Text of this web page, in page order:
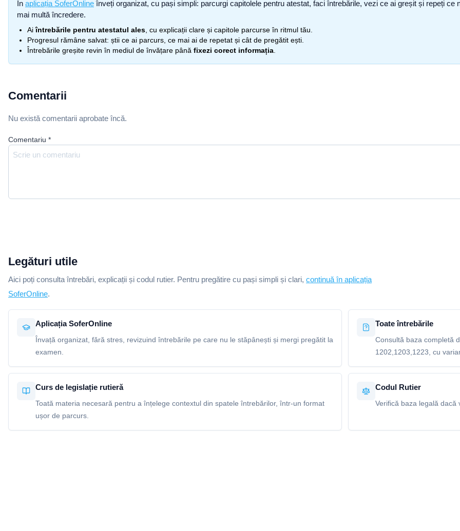
În aplicația SoferOnline înveți organizat, cu pași simpli: parcurgi capitolele pentru atestat, faci întrebările, vezi ce ai greșit și repeți
mai multă încredere.
Aiîntrebările pentru atestatul ales , cu explicații clare și capitole parcurse în ritmul tău.
Progresul rămâne salvat: știi ce ai parcurs, ce mai ai de repetat și cât de pregătit ești.
Întrebările greșite revin în mediul de învățare până fixezi corect informația
Comentarii
Nu există comentarii aprobate încă.
Comentariu *
Legături utile
Aici poți consulta întrebări, explicații și codul rutier. Pentru pregătire cu pași simpli și clari, continuă în aplicația
SoferOnline.
Aplicația SoferOnline
Învață organizat, fără stres, revizuind întrebările pe care nu le stăpânești și mergi pregătit la
examen.
Toate întrebările
Consultă baza completă
1202,1203,1223, cu
Curs de legislație rutieră
Toată materia necesară pentru a înțelege contextul din spatele întrebărilor, într-un format
ușor de parcurs.
Codul Rutier
Verifică baza legală dacă